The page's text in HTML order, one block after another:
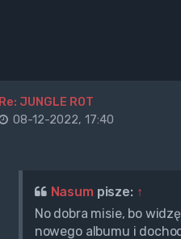
Re: JUNGLE ROT
08-12-2022, 17:40
Nasum pisze: ↑
No dobra misie, bo
nowego albumu i